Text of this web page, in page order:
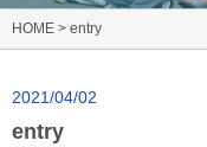
HOME > entry
2021/04/02
entry